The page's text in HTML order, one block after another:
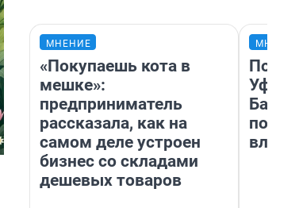
МНЕНИЕ
«Покупаешь кота в
мешке»:
предприниматель
рассказала, как на
самом деле устроен
бизнес со складами
дешевых товаров
Уфы: